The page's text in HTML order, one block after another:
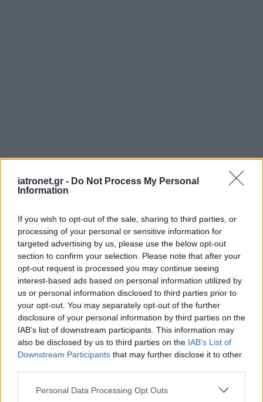
iatronet.gr - Do Not Process My Personal
Information
If you wish to opt-out of the sale, sharing to third parties, or
processing of your personal or sensitive information for
targeted advertising by us, please use the below opt-out
section to confirm your selection. Please note that after your
opt-out request is processed you may continue seeing
interest-based ads based on personal information utilized by
us or personal information disclosed to third parties prior to
your opt-out. You may separately opt-out of the further
disclosure of your personal information by third parties on the
IAB’s list of downstream participants. This information may
also be disclosed by us to third parties on the IAB’s List of
Downstream Participants that may further disclose it to other
Please note that this website/app uses one or more Google
Personal Data Processing Opt Outs
ΜΠΕΙΤΕ ΣΤΗ ΣΥΖΗΤΗΣΗ
Loading...
Προσθήκη Σχολίου